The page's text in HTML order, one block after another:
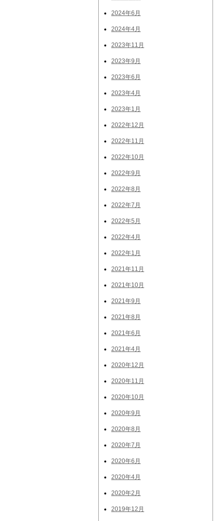
2024年6月
2024年4月
2023年11月
2023年9月
2023年6月
2023年4月
2023年1月
2022年12月
2022年11月
2022年10月
2022年9月
2022年8月
2022年7月
2022年5月
2022年4月
2022年1月
2021年11月
2021年10月
2021年9月
2021年8月
2021年6月
2021年4月
2020年12月
2020年11月
2020年10月
2020年9月
2020年8月
2020年7月
2020年6月
2020年4月
2020年2月
2019年12月